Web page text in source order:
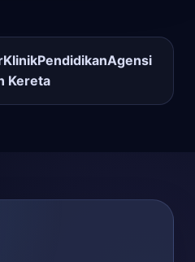
KlinikPendidikanAgensi
Kereta